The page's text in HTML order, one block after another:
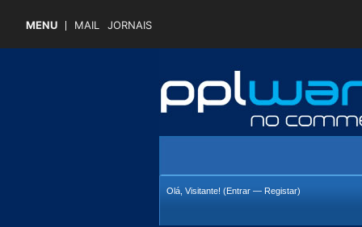
MENU MAIL JORNAIS
Olá, Visitante! (Entrar — Registar)